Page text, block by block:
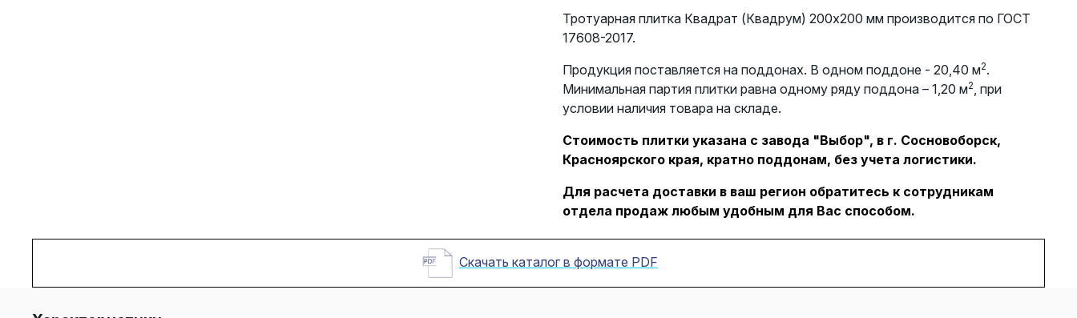
Тротуарная плитка Квадрат (Квадрум) 200х200 мм производится по ГОСТ
17608-2017.
Продукция поставляется на поддонах. В одном поддоне - 20,40 м2.
Минимальная партия плитки равна одному ряду поддона – 1,20 м2, при
условии наличия товара на складе.
Стоимость плитки указана с завода "Выбор", в г. Сосновоборск,
Красноярского края, кратно поддонам, без учета логистики.
Для расчета доставки в ваш регион обратитесь к сотрудникам
отдела продаж любым удобным для Вас способом.
Скачать каталог в формате PDF